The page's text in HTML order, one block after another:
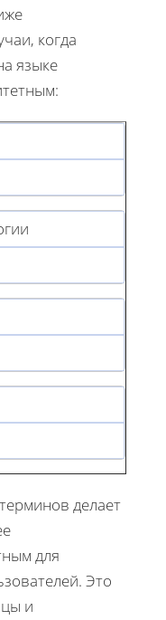
когда
языке
делает
для
Это
и